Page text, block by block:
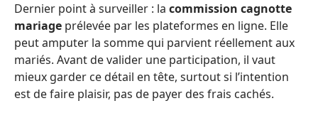
Dernier point à surveiller : la commission cagnotte
mariage prélevée par les plateformes en ligne. Elle
peut amputer la somme qui parvient réellement aux
mariés. Avant de valider une participation, il vaut
mieux garder ce détail en tête, surtout si l’intention
est de faire plaisir, pas de payer des frais cachés.